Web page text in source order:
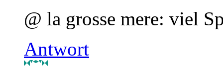
@ la grosse mere: viel
Antwort